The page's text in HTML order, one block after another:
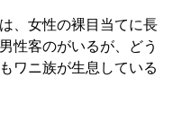
、女性の裸目当てに長
性客のがいるが、どう
ワニ族が生息している